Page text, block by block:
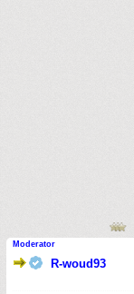
Moderator
R-woud93